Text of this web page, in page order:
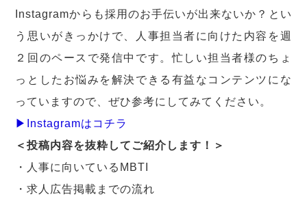
Instagramからも採用のお手伝いが出来ないか？とい
う思いがきっかけで、人事担当者に向けた内容を週
２回のペースで発信中です。忙しい担当者様のちょ
っとしたお悩みを解決できる有益なコンテンツにな
っていますので、ぜひ参考にしてみてください。
▶Instagramはコチラ
＜投稿内容を抜粋してご紹介します！＞
・人事に向いているMBTI
・求人広告掲載までの流れ